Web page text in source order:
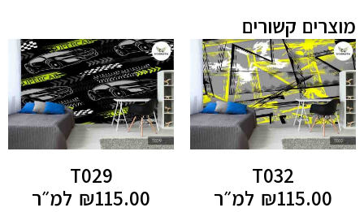
מוצרים קשורים
T032
₪115.00 למ״ר
T029
₪115.00 למ״ר